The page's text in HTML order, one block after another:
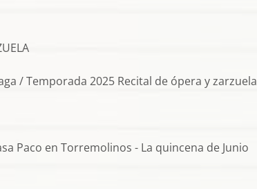
/ Temporada 2025 Recital de ópera y zarzuela
Paco en Torremolinos - La quincena de Junio